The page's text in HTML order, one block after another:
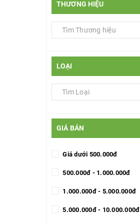
THƯƠNG HIỆU
LOẠI
GIÁ BÁN
Giá dưới 500.000đ
500.000đ - 1.000.000đ
1.000.000đ - 5.000.000đ
5.000.000đ - 10.000.000đ